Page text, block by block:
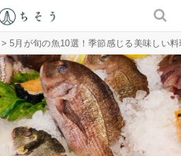
> 5月が旬の魚10選！季節感じる美味しい